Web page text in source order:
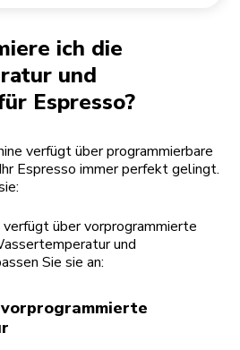
ich die
und
Espresso?
verfügt über programmierbare
Espresso immer perfekt gelingt.
verfügt über vorprogrammierte
und
Sie sie an: